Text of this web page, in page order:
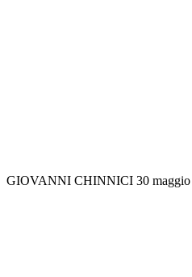
GIOVANNI CHINNICI 30 maggio